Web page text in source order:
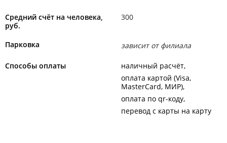
Средний счёт на человека,
руб.
300
Парковка зависит от филиала
Способы оплаты
наличный расчёт
оплата картой (Visa,
MasterCard, МИР)
оплата по qr-коду
перевод с карты на карту